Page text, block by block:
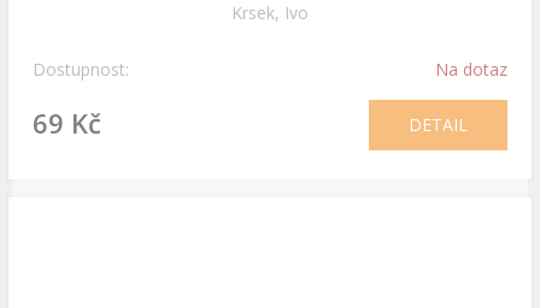
Krsek, Ivo
Dostupnost: Na dotaz
69 Kč DETAIL